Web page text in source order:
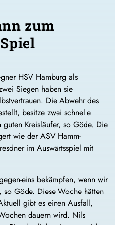
zum
HSV Hamburg als
Siegen haben sie
Die Abwehr des
besitze zwei schnelle
Kreisläufer, so Göde. Die
wie der ASV Hamm-
im Auswärtsspiel mit
eins bekämpfen, wenn wir
Göde. Diese Woche hätten
gibt es einen Ausfall,
dauern wird. Nils